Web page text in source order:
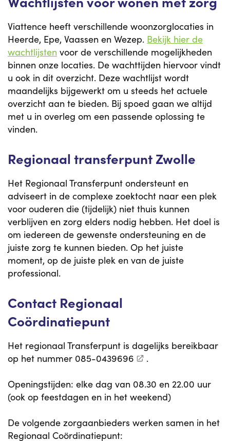
Viattence heeft verschillende woonzorglocaties in
Heerde, Epe, Vaassen en Wezep. Bekijk hier de
wachtlijsten voor de verschillende mogelijkheden
binnen onze locaties. De wachttijden hiervoor vindt
u ook in dit overzicht. Deze wachtlijst wordt
maandelijks bijgewerkt om u steeds het actuele
overzicht aan te bieden. Bij spoed gaan we altijd
met u in overleg om een passende oplossing te
vinden.
Regionaal transferpunt Zwolle
Het Regionaal Transferpunt ondersteunt en
adviseert in de complexe zoektocht naar een plek
voor ouderen die (tijdelijk) niet thuis kunnen
verblijven en zorg elders nodig hebben. Het doel is
om iedereen de gewenste ondersteuning en de
juiste zorg te kunnen bieden. Op het juiste
moment, op de juiste plek en van de juiste
professional.
Contact Regionaal
Coördinatiepunt
Het regionaal Transferpunt is dagelijks bereikbaar
op het nummer 085-0439696 .
Openingstijden: elke dag van 08.30 en 22.00 uur
(ook op feestdagen en in het weekend)
De volgende zorgaanbieders werken samen in het
Regionaal Coördinatiepunt: